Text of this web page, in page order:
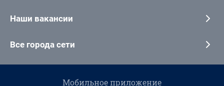
Наши вакансии
Все города сети
Мобильное приложение